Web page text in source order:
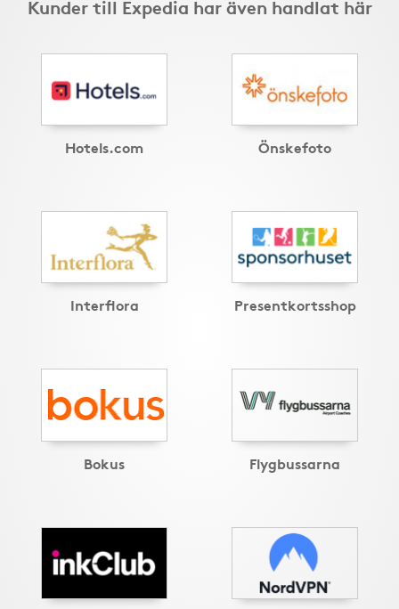
Kunder till Expedia har även handlat här
Hotels.com Önskefoto
Interflora Presentkortsshop
Bokus Flygbussarna